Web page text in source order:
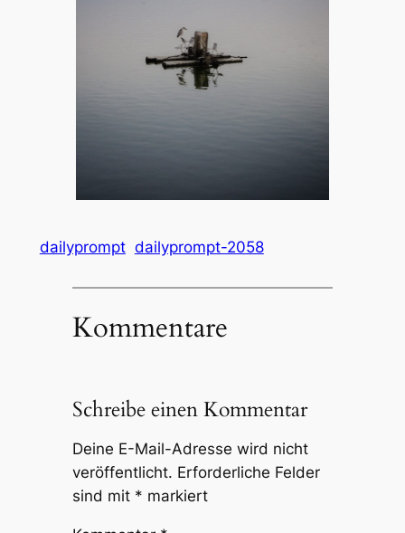
dailyprompt dailyprompt-2058
Kommentare
Schreibe einen Kommentar
Deine E-Mail-Adresse wird nicht
veröffentlicht. Erforderliche Felder
sind mit * markiert